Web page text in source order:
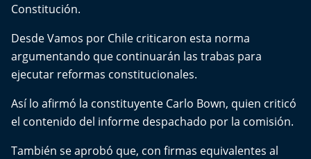
Constitución.
Desde Vamos por Chile criticaron esta norma
argumentando que continuarán las trabas para
ejecutar reformas constitucionales.
Así lo afirmó la constituyente Carlo Bown, quien criticó
el contenido del informe despachado por la comisión.
También se aprobó que, con firmas equivalentes al